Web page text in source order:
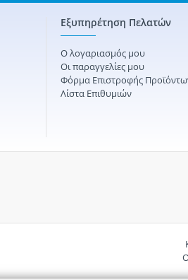
Εξυπηρέτηση Πελατών
Ο λογαριασμός μου
Οι παραγγελίες μου
Φόρμα Επιστροφής
Λίστα Επιθυμιών